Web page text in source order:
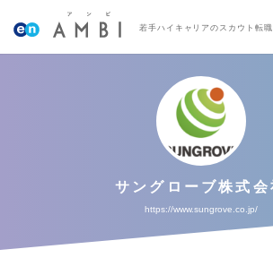
若手ハイキャリアのスカウト転職
サングローブ株式会
https://www.sungrove.co.jp/